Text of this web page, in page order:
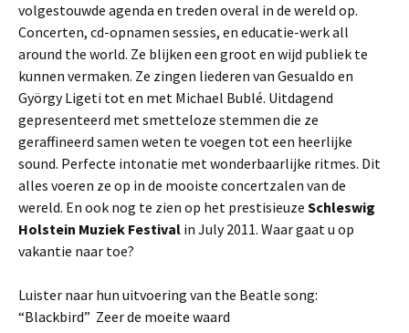
volgestouwde agenda en treden overal in de wereld op.
Concerten, cd-opnamen sessies, en educatie-werk all
around the world. Ze blijken een groot en wijd publiek te
kunnen vermaken. Ze zingen liederen van Gesualdo en
György Ligeti tot en met Michael Bublé. Uitdagend
gepresenteerd met smetteloze stemmen die ze
geraffineerd samen weten te voegen tot een heerlijke
sound. Perfecte intonatie met wonderbaarlijke ritmes. Dit
alles voeren ze op in de mooiste concertzalen van de
wereld. En ook nog te zien op het prestisieuze Schleswig
Holstein Muziek Festival in July 2011. Waar gaat u op
vakantie naar toe?
Luister naar hun uitvoering van the Beatle song:
“Blackbird” Zeer de moeite waard